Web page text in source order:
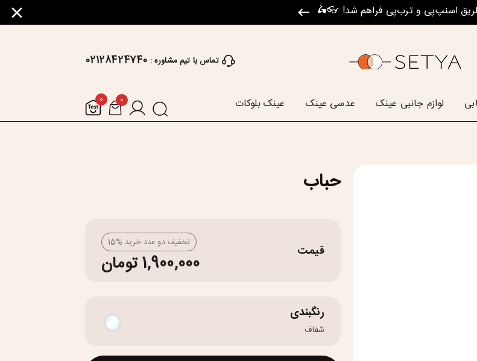
اسنپ‌پی و ترب‌پی فراهم شد! 👓🛵
تماس با تیم مشاوره : 02128424740
لوازم جانبی عینک عدسی عینک عینک بلوکات 0
0
حباب
قیمت
تخفیف دو عدد خرید %15
1,900,000 تومان
رنگبندی
شفاف